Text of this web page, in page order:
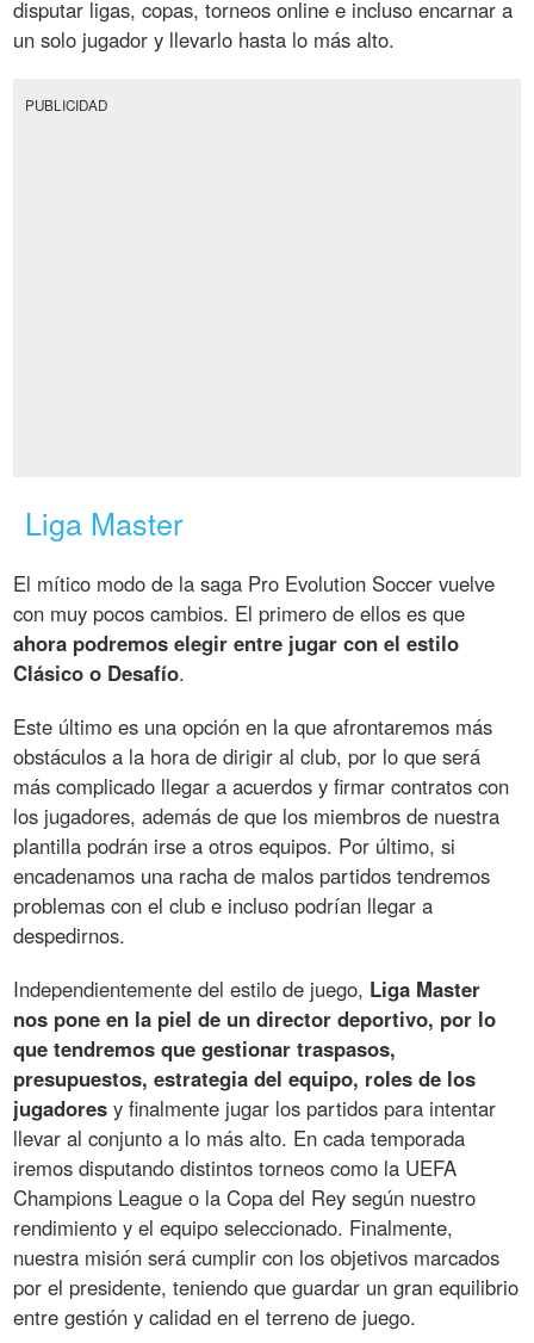
disputar ligas, copas, torneos online e incluso encarnar a
un solo jugador y llevarlo hasta lo más alto.
PUBLICIDAD
Liga Master
El mítico modo de la saga Pro Evolution Soccer vuelve
con muy pocos cambios. El primero de ellos es que
ahora podremos elegir entre jugar con el estilo
Clásico o Desafío.
Este último es una opción en la que afrontaremos más
obstáculos a la hora de dirigir al club, por lo que será
más complicado llegar a acuerdos y firmar contratos con
los jugadores, además de que los miembros de nuestra
plantilla podrán irse a otros equipos. Por último, si
encadenamos una racha de malos partidos tendremos
problemas con el club e incluso podrían llegar a
despedirnos.
Independientemente del estilo de juego, Liga Master
nos pone en la piel de un director deportivo, por lo
que tendremos que gestionar traspasos,
presupuestos, estrategia del equipo, roles de los
jugadores y finalmente jugar los partidos para intentar
llevar al conjunto a lo más alto. En cada temporada
iremos disputando distintos torneos como la UEFA
Champions League o la Copa del Rey según nuestro
rendimiento y el equipo seleccionado. Finalmente,
nuestra misión será cumplir con los objetivos marcados
por el presidente, teniendo que guardar un gran equilibrio
entre gestión y calidad en el terreno de juego.